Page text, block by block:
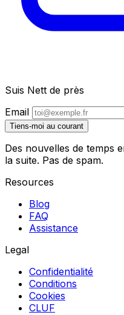
Suis Nett de près
Email
Tiens-moi au courant
Des nouvelles de temps
la suite. Pas de spam.
Resources
Blog
FAQ
Assistance
Legal
Confidentialité
Conditions
Cookies
CLUF